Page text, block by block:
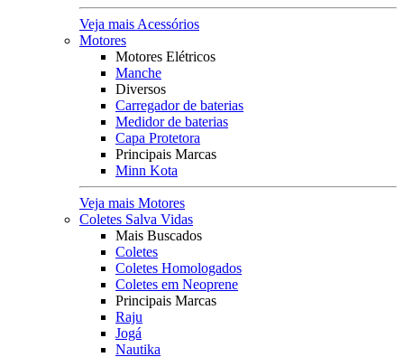
Veja mais Acessórios
Motores
Motores Elétricos
Manche
Diversos
Carregador de baterias
Medidor de baterias
Capa Protetora
Principais Marcas
Minn Kota
Veja mais Motores
Coletes Salva Vidas
Mais Buscados
Coletes
Coletes Homologados
Coletes em Neoprene
Principais Marcas
Raju
Jogá
Nautika